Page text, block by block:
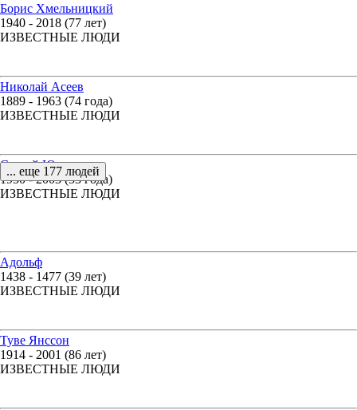
Борис Хмельницкий
1940 - 2018 (77 лет)
ИЗВЕСТНЫЕ ЛЮДИ
Николай Асеев
1889 - 1963 (74 года)
ИЗВЕСТНЫЕ ЛЮДИ
Сергей Юшенков
1950 - 2003 (53 года)
ИЗВЕСТНЫЕ ЛЮДИ
... еще 177 людей
Адольф
1438 - 1477 (39 лет)
ИЗВЕСТНЫЕ ЛЮДИ
Туве Янссон
1914 - 2001 (86 лет)
ИЗВЕСТНЫЕ ЛЮДИ